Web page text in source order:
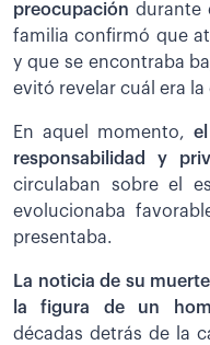
preocupación durante
familia confirmó que
y que se encontraba
evitó revelar cuál era la
En aquel momento,
responsabilidad y
circulaban sobre el
evolucionaba
presentaba.
La noticia de su
la figura de un
décadas detrás de la